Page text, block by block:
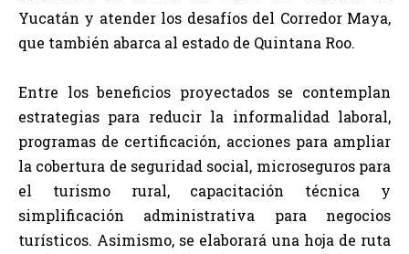
Yucatán y atender los desafíos del Corredor Maya,
que también abarca al estado de Quintana Roo.
Entre los beneficios proyectados se contemplan
estrategias para reducir la informalidad laboral,
programas de certificación, acciones para ampliar
la cobertura de seguridad social, microseguros para
el turismo rural, capacitación técnica y
simplificación administrativa para negocios
turísticos. Asimismo, se elaborará una hoja de ruta